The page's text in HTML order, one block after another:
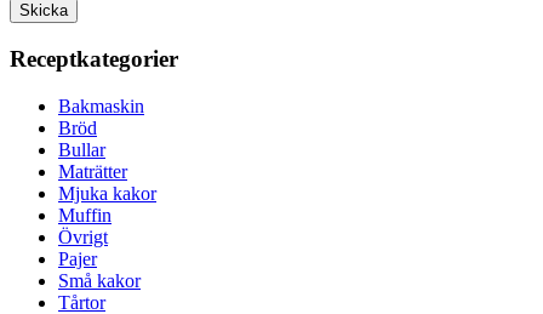
Receptkategorier
Bakmaskin
Bröd
Bullar
Maträtter
Mjuka kakor
Muffin
Övrigt
Pajer
Små kakor
Tårtor